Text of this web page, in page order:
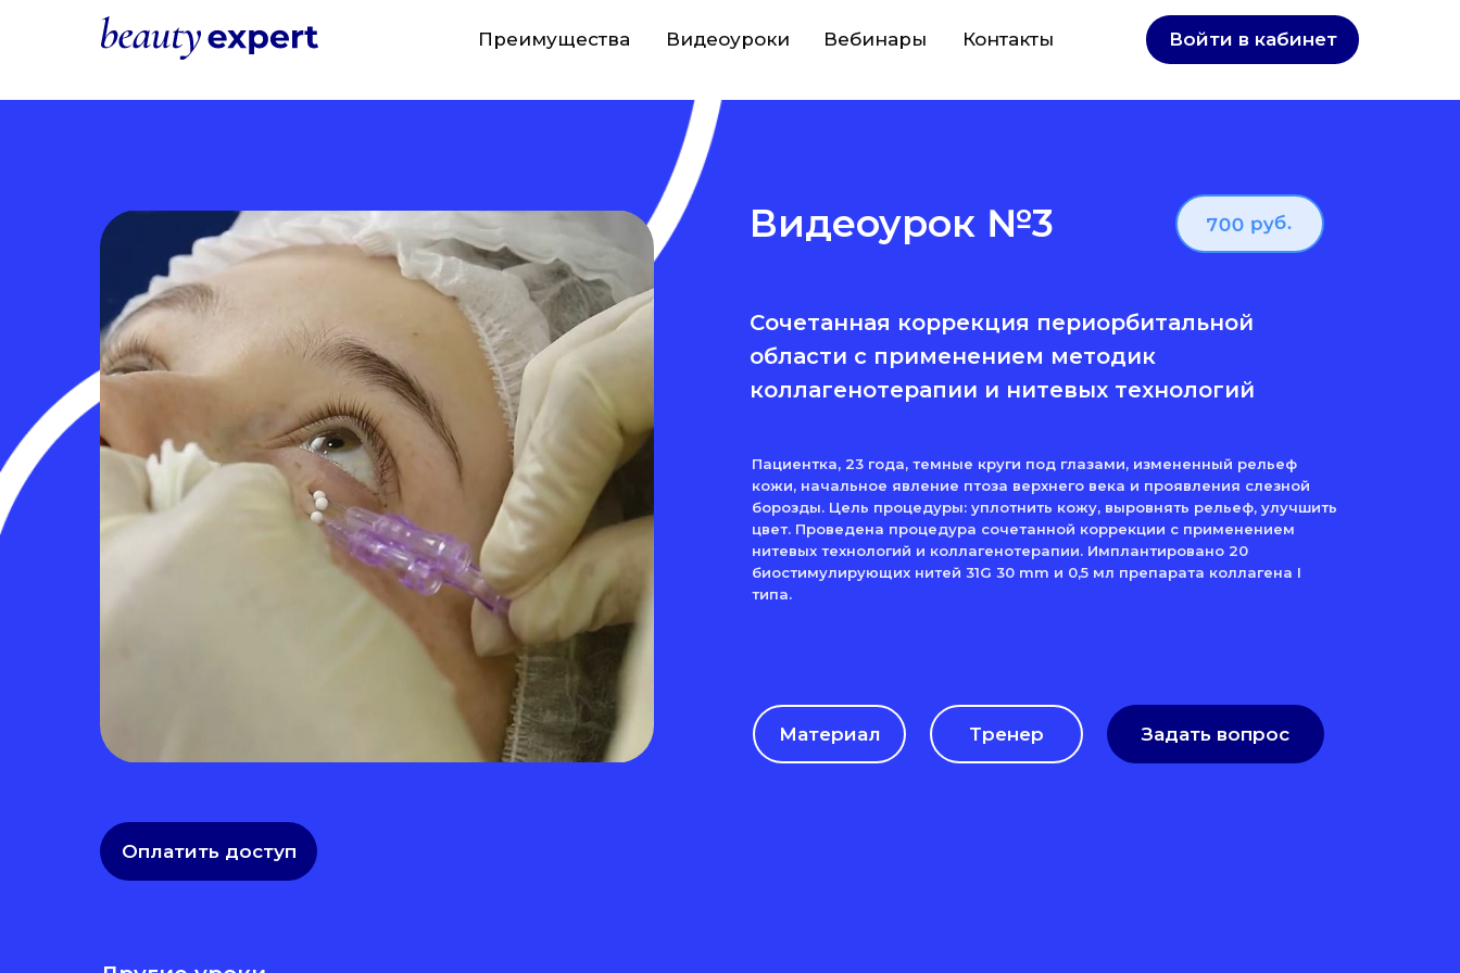
Войти в кабинет
Преимущества Видеоуроки Контакты
Вебинары
Пациентка, 23 года, темные круги под глазами, измененный рельеф
кожи, начальное явление птоза верхнего века и проявления слезной
борозды. Цель процедуры: уплотнить кожу, выровнять рельеф, улучшить
цвет. Проведена процедура сочетанной коррекции с применением
нитевых технологий и коллагенотерапии. Имплантировано 20
биостимулирующих нитей 31G 30 mm и 0,5 мл препарата коллагена I
типа.
Видеоурок №3
Сочетанная коррекция периорбитальной
области с применением методик
коллагенотерапии и нитевых технологий
Материал
700 руб.
Тренер
Оплатить доступ
Задать вопрос